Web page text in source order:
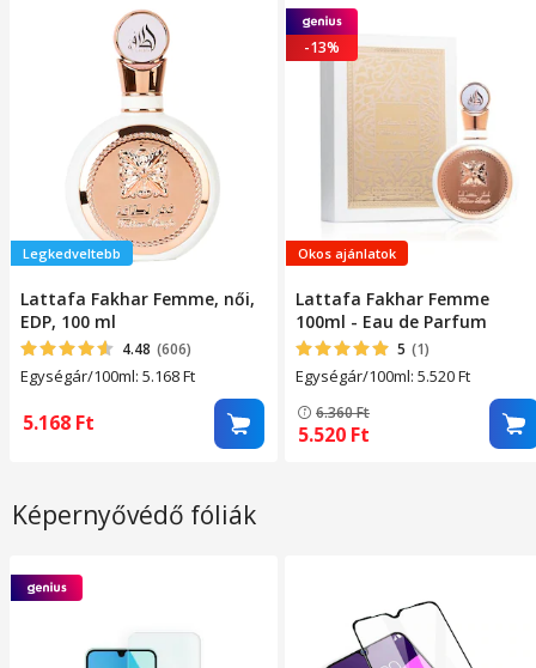
Legkedveltebb
Lattafa Fakhar Femme, női,
EDP, 100 ml
4.48 (606)
Egységár/100ml: 5.168Ft
5.168 Ft
-13%
Okos ajánlatok
Lattafa Fakhar Femme
100ml - Eau de Parfum
5 (1)
Egységár/100ml: 5.520Ft
6.360Ft
5.520 Ft
Képernyővédő fóliák